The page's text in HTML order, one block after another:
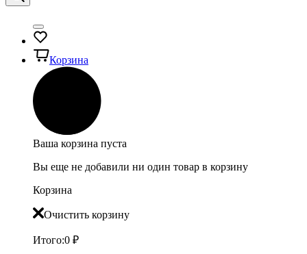
Корзина
Ваша корзина пуста
Вы еще не добавили ни один товар в корзину
Корзина
Очистить корзину
Итого:0 ₽